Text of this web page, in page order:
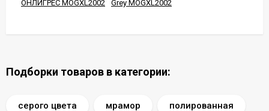
ОНЛИГРЕС MOGXL2002
Grey MOGXL2002
Подборки товаров в категории:
серого цвета мрамор полированная